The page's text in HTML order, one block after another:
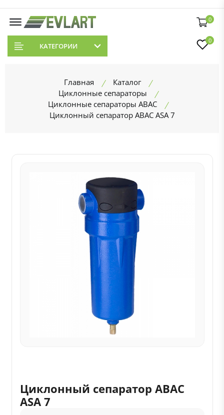
0
КАТЕГОРИИ
0
Главная
Каталог
Циклонные сепараторы
Циклонные сепараторы ABAC
Циклонный сепаратор ABAC ASA 7
Циклонный сепаратор ABAC
ASA 7